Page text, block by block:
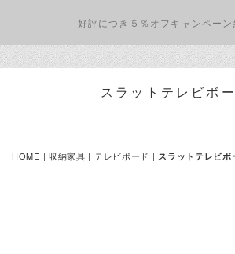
好評につき５％オフキャンペーン
スラットテレビボ
HOME | 収納家具 | テレビボード | スラットテレビボ